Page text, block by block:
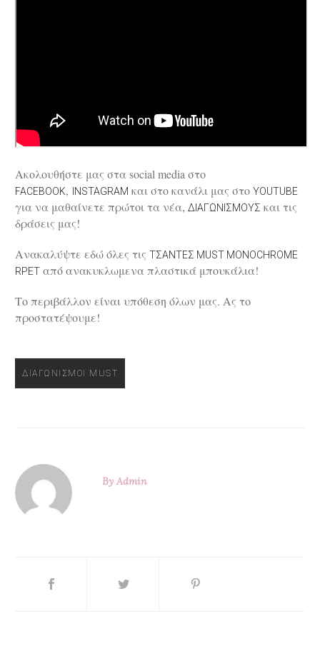
Ακολουθήστε μας στα social media στο
FACEBOOK, INSTAGRAM και στο κανάλι μας στοYOUTUBE
για να μαθαίνετε πρώτοι τα νέα,ΔΙΑΓΩΝΙΣΜΟΎΣ και τις
δράσεις μας!
Ανακαλύψτε εδώ όλες τιςΤΣΆΝΤΕΣ MUST MONOCHROME
RPET από ανακυκλωμενα πλαστικά μπουκάλια!
Το περιβάλλον είναι υπόθεση όλων μας. Ας το
προστατέψουμε!
ΔΙΑΓΩΝΙΣΜΟΙ MUST
ByAdmin